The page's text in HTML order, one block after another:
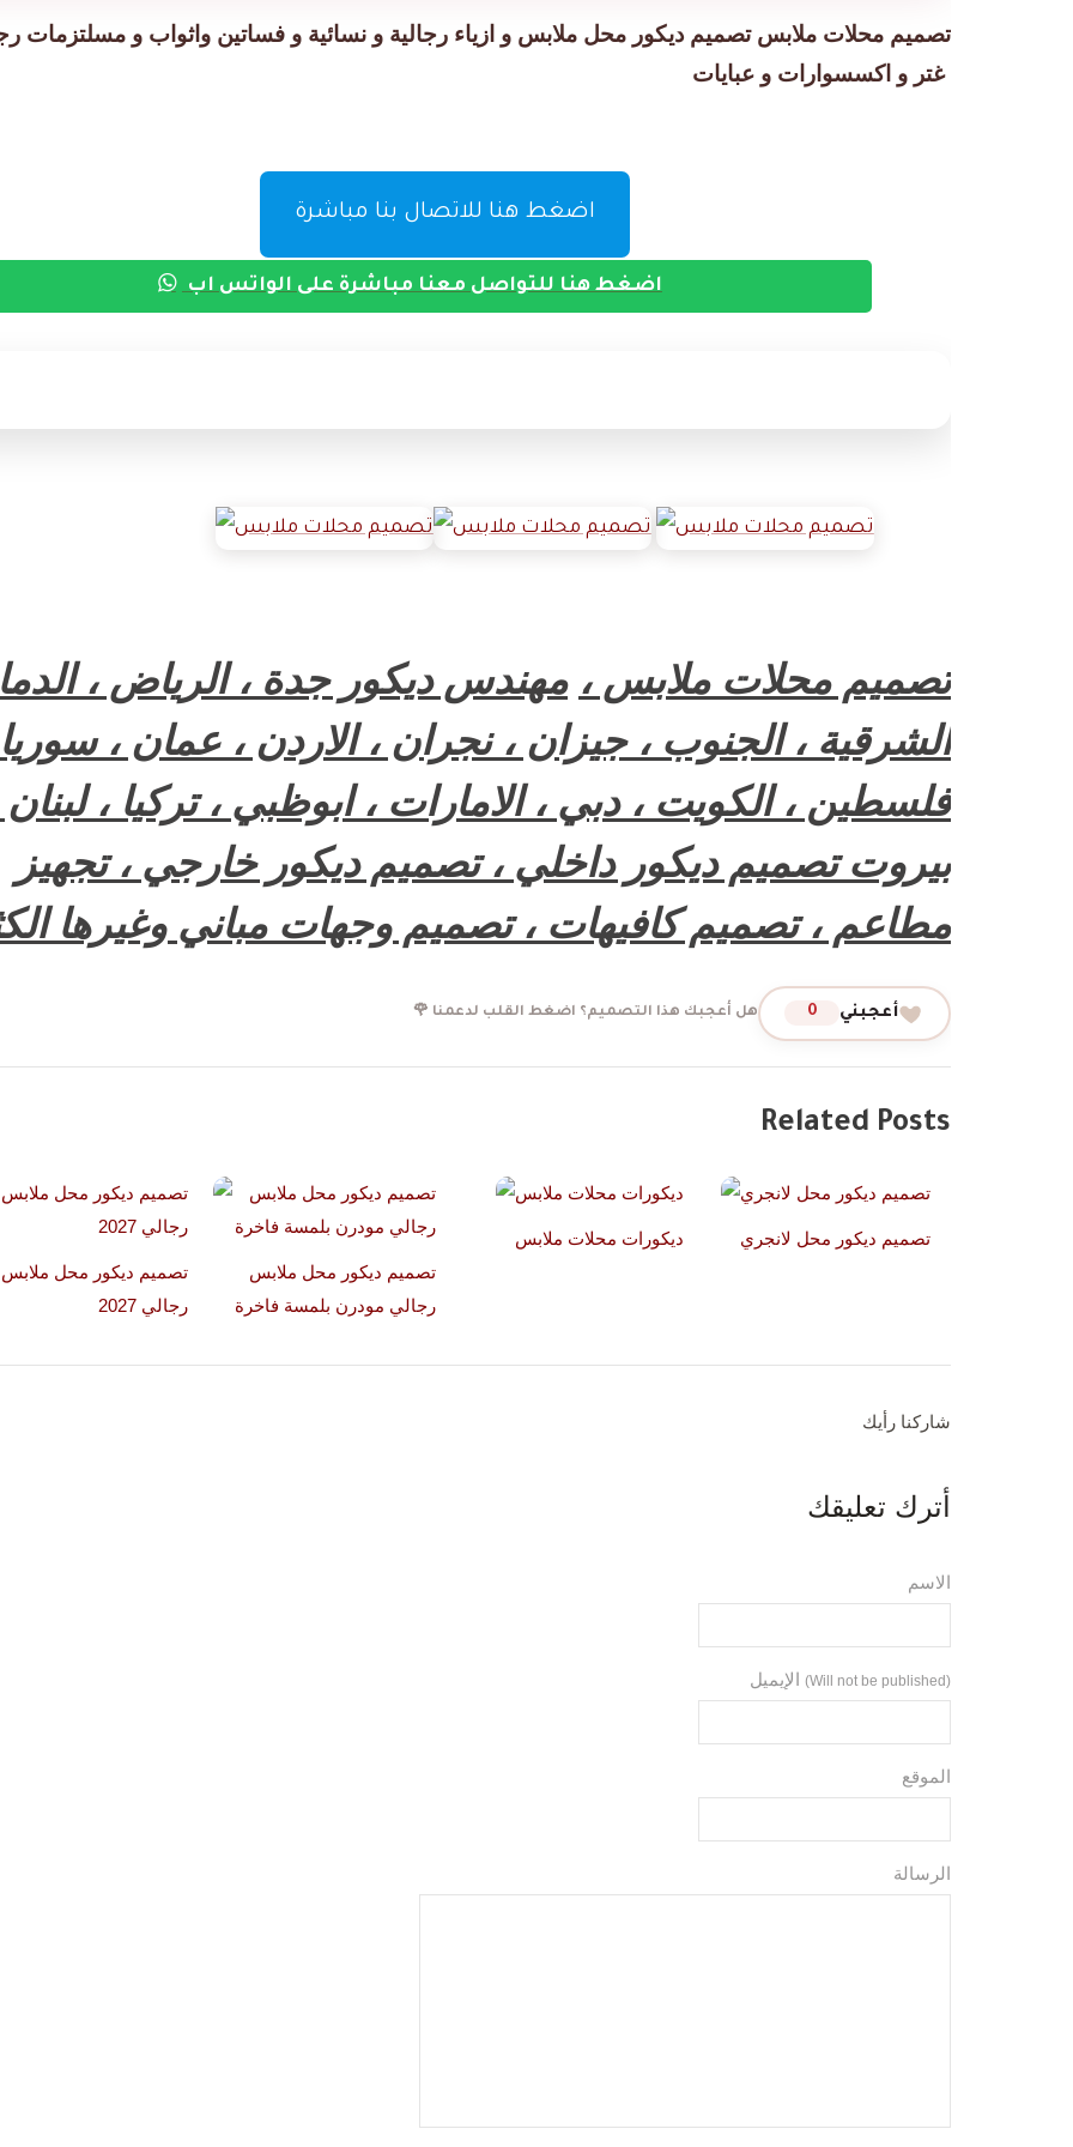
تصميم محلات ملابس تصميم ديكور محل ملابس و ازياء رجالية و نسائية و فساتين واثواب و مسلتزمات
غتر و اكسسوارات و عبايات
اضغط هنا للاتصال بنا مباشرة
اضغط هنا للتواصل معنا مباشرة على الواتس اب
تصميم محلات ملابس ، مهندس ديكور جدة ، الرياض ،
الشرقية ، الجنوب ، جيزان ، نجران ، الاردن ، عمان ،
فلسطين ، الكويت ، دبي ، الامارات ، ابوظبي ، تركيا ، لبنان
بيروت تصميم ديكور داخلي ، تصميم ديكور خارجي ، تجهيز
مطاعم ، تصميم كافيهات ، تصميم وجهات مباني وغيرها
أعجبني 0 هل أعجبك هذا التصميم؟ اضغط القلب لدعمنا 🌹
Related Posts
تصميم ديكور محل ملابس
رجالي 2027
تصميم ديكور محل ملابس
رجالي مودرن بلمسة فاخرة
ديكورات محلات ملابس تصميم ديكور محل لانجري
شاركنا رأيك
أترك تعليقك
الاسم
(Will not be published)
الموقع
الرسالة